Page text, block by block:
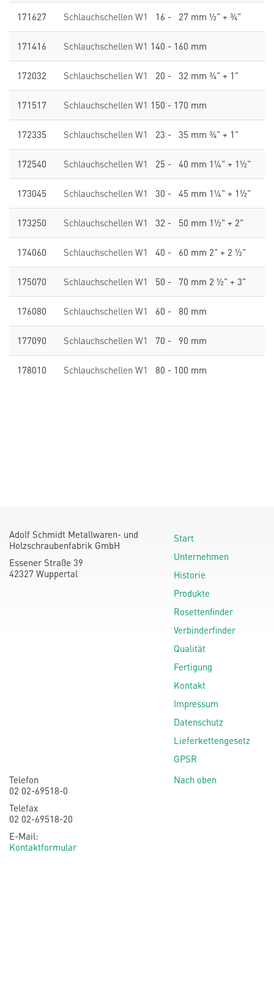
171627 Schlauchschellen W1 16 - 27 mm ½" + ¾"
171416 Schlauchschellen W1 140 - 160 mm
172032 Schlauchschellen W1 20 - 32 mm ¾" + 1"
171517 Schlauchschellen W1 150 - 170 mm
172335 Schlauchschellen W1 23 - 35 mm ¾" + 1"
172540 Schlauchschellen W1 25 - 40 mm 1¼" + 1½"
173045 Schlauchschellen W1 30 - 45 mm 1¼" + 1½"
173250 Schlauchschellen W1 32 - 50 mm 1½" + 2"
174060 Schlauchschellen W1 40 - 60 mm 2" + 2 ½"
175070 Schlauchschellen W1 50 - 70 mm 2 ½" + 3"
176080 Schlauchschellen W1 60 - 80 mm
177090 Schlauchschellen W1 70 - 90 mm
178010 Schlauchschellen W1 80 - 100 mm
Adolf Schmidt Metallwaren- und
Holzschraubenfabrik GmbH
Essener Straße 39
42327 Wuppertal
Start
Unternehmen
Historie
Produkte
Rosettenfinder
Verbinderfinder
Qualität
Fertigung
Kontakt
Impressum
Datenschutz
Lieferkettengesetz
GPSR
Telefon
02 02-69518-0
Telefax
02 02-69518-20
E-Mail:
Kontaktformular
Nach oben